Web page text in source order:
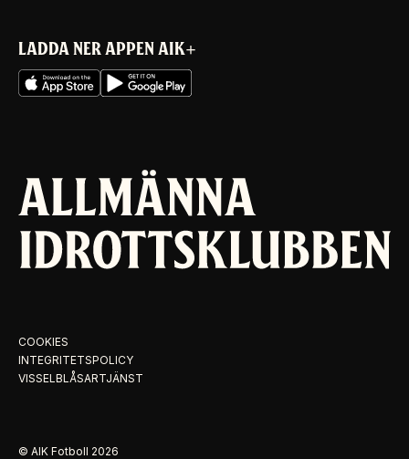
LADDA NER APPEN AIK+
COOKIES
INTEGRITETSPOLICY
VISSELBLÅSARTJÄNST
© AIK Fotboll 2026